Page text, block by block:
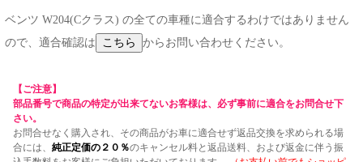
ベンツ W204(Cクラス) の全ての車種に適合するわけではありません
ので、適合確認は
からお問い合わせください。
【ご注意】
部品番号で商品の特定が出来てないお客様は、必ず事前に適合をお問合せ下
さい。
お問合せなく購入され、その商品がお車に適合せず返品交換を求められる場
合には、 純正定価の２０％のキャンセル料と返品送料、および返金に伴う振